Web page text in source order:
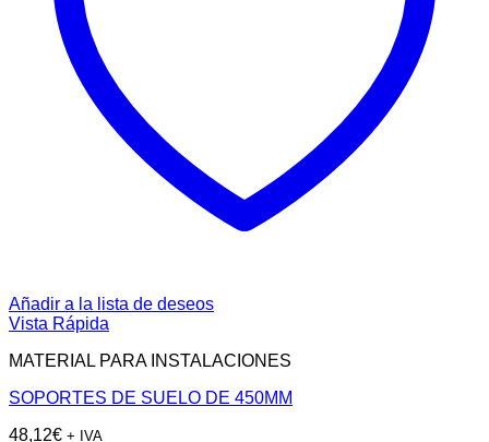
Añadir a la lista de deseos
Vista Rápida
MATERIAL PARA INSTALACIONES
SOPORTES DE SUELO DE 450MM
48,12€ + IVA